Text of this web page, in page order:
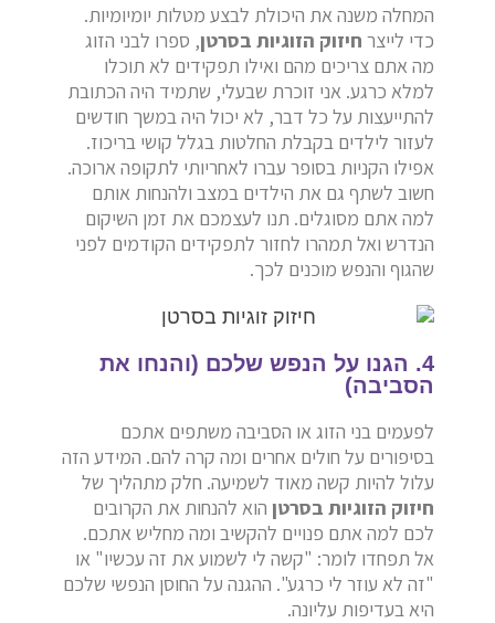
המחלה משנה את היכולת לבצע מטלות יומיומיות.
כדי לייצר חיזוק הזוגיות בסרטן, ספרו לבני הזוג
מה אתם צריכים מהם ואילו תפקידים לא תוכלו
למלא כרגע. אני זוכרת שבעלי, שתמיד היה הכתובת
להתייעצות על כל דבר, לא יכול היה במשך חודשים
לעזור לילדים בקבלת החלטות בגלל קושי בריכוז.
אפילו הקניות בסופר עברו לאחריותי לתקופה ארוכה.
חשוב לשתף גם את הילדים במצב ולהנחות אותם
למה אתם מסוגלים. תנו לעצמכם את זמן השיקום
הנדרש ואל תמהרו לחזור לתפקידים הקודמים לפני
שהגוף והנפש מוכנים לכך.
4. הגנו על הנפש שלכם (והנחו את
הסביבה)
לפעמים בני הזוג או הסביבה משתפים אתכם
בסיפורים על חולים אחרים ומה קרה להם. המידע הזה
עלול להיות קשה מאוד לשמיעה. חלק מתהליך של
חיזוק הזוגיות בסרטן הוא להנחות את הקרובים
לכם למה אתם פנויים להקשיב ומה מחליש אתכם.
אל תפחדו לומר: "קשה לי לשמוע את זה עכשיו" או
"זה לא עוזר לי כרגע". ההגנה על החוסן הנפשי שלכם
היא בעדיפות עליונה.